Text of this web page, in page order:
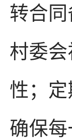
转合
村委
性；
确保